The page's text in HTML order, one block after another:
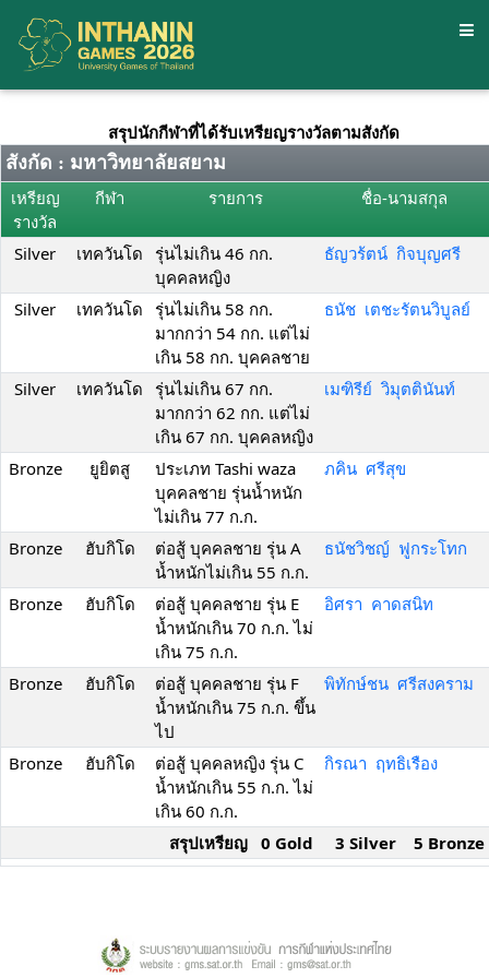
สรุปนักกีฬาที่ได้รับเหรียญรางวัลตามสังกัด
สังกัด : มหาวิทยาลัยสยาม
เหรียญ
รางวัล
กีฬา รายการ ชื่อ-นามสกุล
Silver เทควันโด
รุ่นไม่เกิน 46 กก.
บุคคลหญิง
ธัญวร้ตน์ กิจบุญศรี
Silver เทควันโด
รุ่นไม่เกิน 58 กก.
มากกว่า 54 กก. แต่ไม่
เกิน 58 กก. บุคคลชาย
ธนัช เตชะรัตนวิบูลย์
Silver เทควันโด
รุ่นไม่เกิน 67 กก.
มากกว่า 62 กก. แต่ไม่
เกิน 67 กก. บุคคลหญิง
เมฑิรีย์ วิมุตตินันท์
Bronze ยูยิตสู
ประเภท Tashi waza
บุคคลชาย รุ่นน้ำหนัก
ไม่เกิน 77 ก.ก.
ภคิน ศรีสุข
Bronze ฮับกิโด
ต่อสู้ บุคคลชาย รุ่น A
น้ำหนักไม่เกิน 55 ก.ก.
ธนัชวิชญ์ ฟูกระโทก
Bronze ฮับกิโด
ต่อสู้ บุคคลชาย รุ่น E
น้ำหนักเกิน 70 ก.ก. ไม่
เกิน 75 ก.ก.
อิศรา คาดสนิท
Bronze ฮับกิโด
ต่อสู้ บุคคลชาย รุ่น F
น้ำหนักเกิน 75 ก.ก. ขึ้น
ไป
พิทักษ์ชน ศรีสงคราม
Bronze ฮับกิโด
ต่อสู้ บุคคลหญิง รุ่น C
น้ำหนักเกิน 55 ก.ก. ไม่
เกิน 60 ก.ก.
กิรณา ฤทธิเรือง
สรุปเหรียญ 0 Gold 3 Silver 5 Bronze